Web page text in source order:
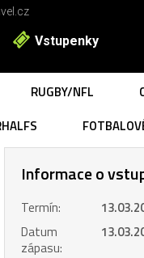
Vstupenky
RUGBY/NFL
Informace o
Termín:
Datum
zápasu: